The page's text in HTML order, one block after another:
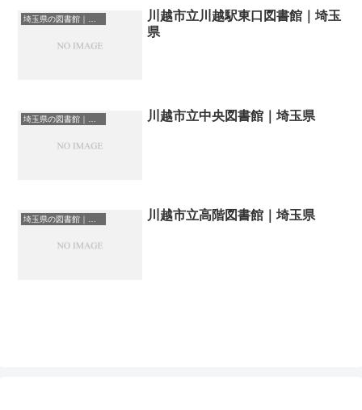
埼玉県の図書館｜勉強できる場所
川越市立川越駅東口図書館｜埼玉
県
川越市立中央図書館｜埼玉県
川越市立高階図書館｜埼玉県